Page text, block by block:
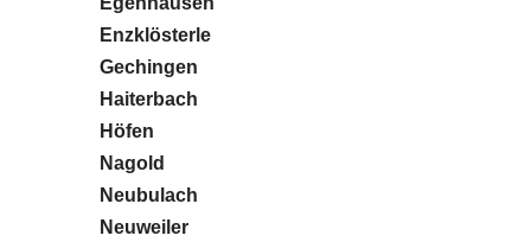
Enzklösterle
Gechingen
Haiterbach
Höfen
Nagold
Neubulach
Neuweiler